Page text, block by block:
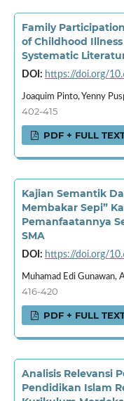
Family
of Childhood
Systematic
DOI: https://doi.org/
Joaquim Pinto, Yenny
402-415
PDF + FULL
Kajian Semantik
Membakar Sepi”
Pemanfaatannya
SMA
DOI: https://doi.org/
Muhamad Edi Gunawan,
416-420
PDF + FULL
Analisis Relevansi
Pendidikan Islam